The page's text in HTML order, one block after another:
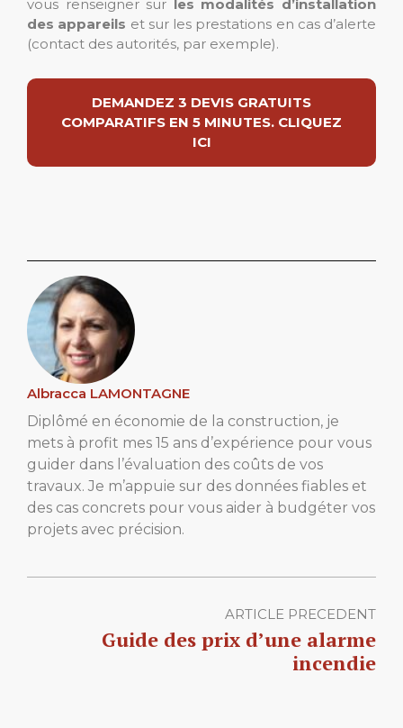
vous renseigner sur les modalités d’installation
des appareils et sur les prestations en cas d’alerte
(contact des autorités, par exemple).
DEMANDEZ 3 DEVIS GRATUITS
COMPARATIFS EN 5 MINUTES. CLIQUEZ
ICI
Albracca LAMONTAGNE
Diplômé en économie de la construction, je
mets à profit mes 15 ans d’expérience pour vous
guider dans l’évaluation des coûts de vos
travaux. Je m’appuie sur des données fiables et
des cas concrets pour vous aider à budgéter vos
projets avec précision.
ARTICLE PRECEDENT
Guide des prix d’une alarme
incendie